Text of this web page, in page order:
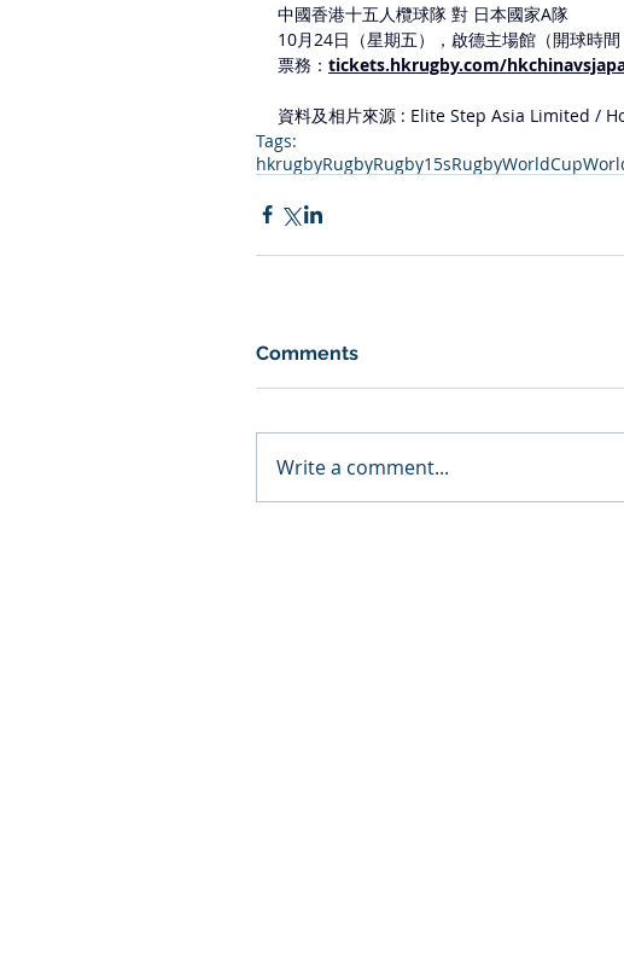
中國香港十五人欖球隊 對 日本國家A隊
10月24日（星期五），啟德主場館（開球時間
票務： tickets.hkrugby.com/
資料及相片來源 : Elite Step Asia Limited /
Tags:
hkrugbyRugbyRugby15sRugbyWorldCup
Comments
Write a comment...